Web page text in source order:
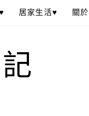
居家生活♥ 關